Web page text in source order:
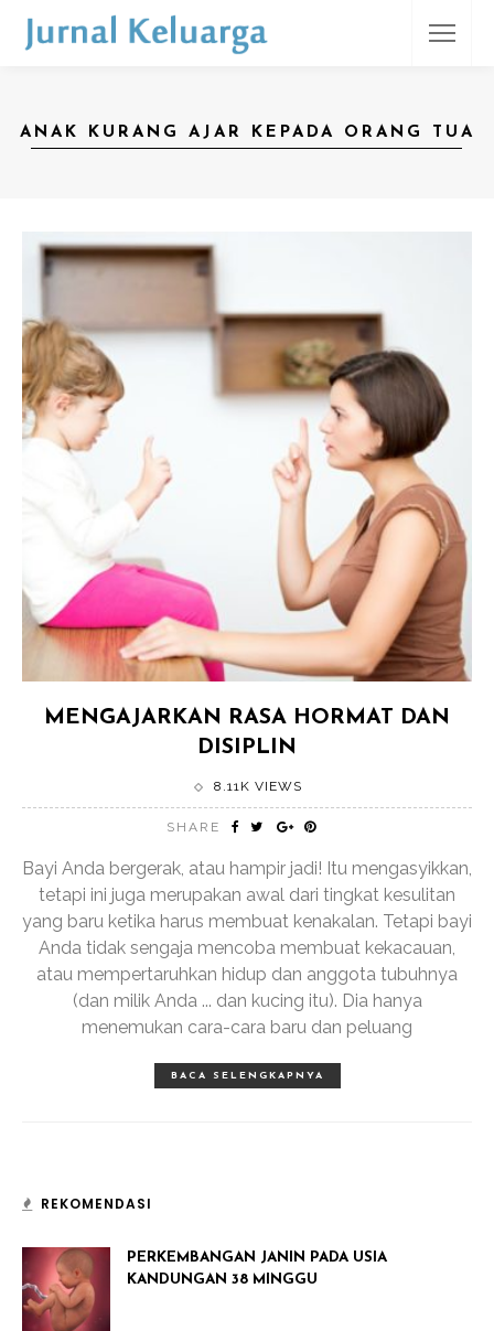
ANAK KURANG AJAR KEPADA ORANG TUA
MENGAJARKAN RASA HORMAT DAN
DISIPLIN
8.11K VIEWS
SHARE
Bayi Anda bergerak, atau hampir jadi! Itu mengasyikkan,
tetapi ini juga merupakan awal dari tingkat kesulitan
yang baru ketika harus membuat kenakalan. Tetapi bayi
Anda tidak sengaja mencoba membuat kekacauan,
atau mempertaruhkan hidup dan anggota tubuhnya
(dan milik Anda ... dan kucing itu). Dia hanya
menemukan cara-cara baru dan peluang
BACA SELENGKAPNYA
REKOMENDASI
PERKEMBANGAN JANIN PADA USIA
KANDUNGAN 38 MINGGU